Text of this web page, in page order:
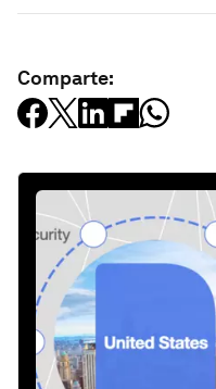
Comparte: